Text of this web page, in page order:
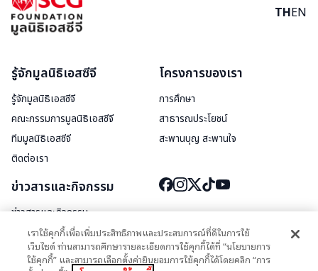
THEN
รู้จักมูลนิธิเอสซีจี
รู้จักมูลนิธิเอสซีจี
คณะกรรมการมูลนิธิเอสซีจี
ทีมมูลนิธิเอสซีจี
ติดต่อเรา
โครงการของเรา
การศึกษา
สาธารณประโยชน์
สะพานบุญ สะพานใจ
ข่าวสารและกิจกรรม
ข่าวสารและกิจกรรม
สื่อประชาสัมพันธ์
เราใช้คุกกี้เพื่อเพิ่มประสิทธิภาพและประสบการณ์ที่ดีในการใช้
เว็บไซต์ ท่านสามารถศึกษารายละเอียดการใช้คุกกี้ได้ที่ “นโยบายการ
ใช้คุกกี้” และสามารถเลือกตั้งค่ายินยอมการใช้คุกกี้ได้โดยคลิก “การ